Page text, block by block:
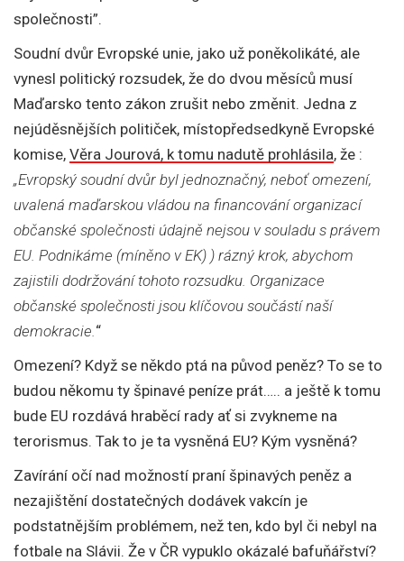
společnosti”.
Soudní dvůr Evropské unie, jako už poněkolikáté, ale
vynesl politický rozsudek, že do dvou měsíců musí
Maďarsko tento zákon zrušit nebo změnit. Jedna z
nejúděsnějších političek, místopředsedkyně Evropské
komise, Věra Jourová, k tomu nadutě prohlásila, že :
„Evropský soudní dvůr byl jednoznačný, neboť omezení,
uvalená maďarskou vládou na financování organizací
občanské společnosti údajně nejsou v souladu s právem
EU. Podnikáme (míněno v EK) ) rázný krok, abychom
zajistili dodržování tohoto rozsudku. Organizace
občanské společnosti jsou klíčovou součástí naší
demokracie. “
Omezení? Když se někdo ptá na původ peněz? To se to
budou někomu ty špinavé peníze prát….. a ještě k tomu
bude EU rozdává hraběcí rady ať si zvykneme na
terorismus. Tak to je ta vysněná EU? Kým vysněná?
Zavírání očí nad možností praní špinavých peněz a
nezajištění dostatečných dodávek vakcín je
podstatnějším problémem, než ten, kdo byl či nebyl na
fotbale na Slávii. Že v ČR vypuklo okázalé bafuňářství?